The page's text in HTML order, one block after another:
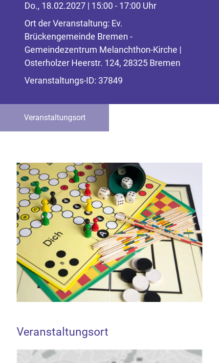
Do., 18.02.2027 | 15:00 - 17:00 Uhr
Ort der Veranstaltung: Ev.
Brückengemeinde Bremen -
Gemeindezentrum Melanchthon-Kirche |
Osterholzer Heerstr. 124, 28325 Bremen
Veranstaltungs-ID: 37849
Veranstaltungsort
Veranstaltungsort